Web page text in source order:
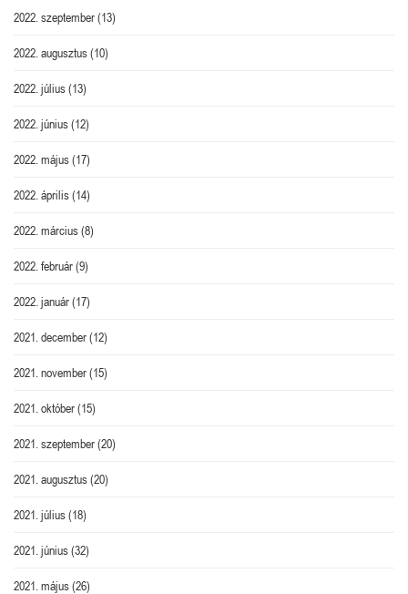
2022. szeptember(13)
2022. augusztus(10)
2022. július(13)
2022. június(12)
2022. május(17)
2022. április(14)
2022. március(8)
2022. február(9)
2022. január(17)
2021. december(12)
2021. november(15)
2021. október(15)
2021. szeptember(20)
2021. augusztus(20)
2021. július(18)
2021. június(32)
2021. május(26)